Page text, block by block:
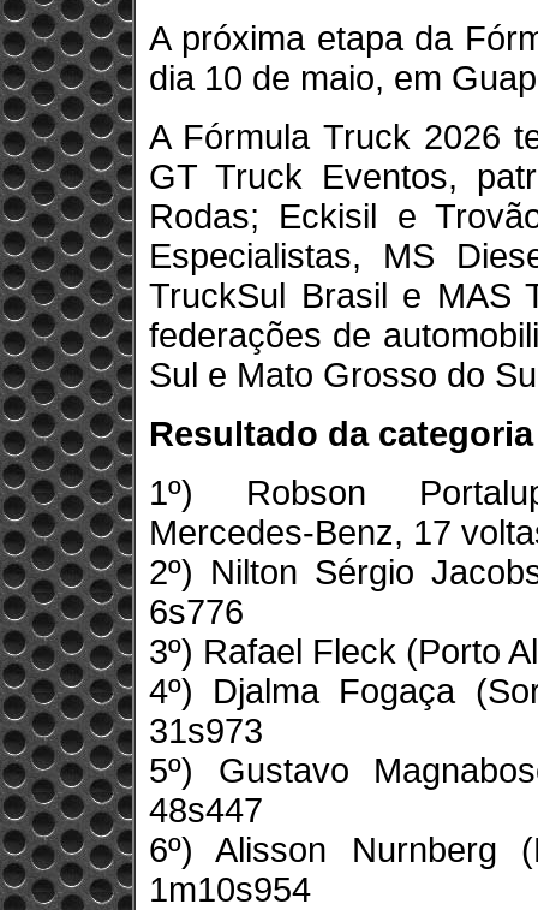
A próxima etapa da
dia 10 de maio, em
A Fórmula Truck 2026
GT Truck Eventos,
Rodas; Eckisil e
Especialistas, MS
TruckSul Brasil e MAS
federações de
Sul e Mato Grosso do
Resultado da
1º) Robson
Mercedes-Benz, 17
2º) Nilton Sérgio
6s776
3º) Rafael Fleck (Porto
4º) Djalma Fogaça
31s973
5º) Gustavo
48s447
6º) Alisson Nurnberg
1m10s954